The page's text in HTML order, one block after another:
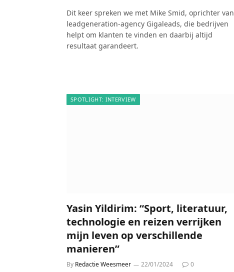
Dit keer spreken we met Mike Smid, oprichter van
leadgeneration-agency Gigaleads, die bedrijven
helpt om klanten te vinden en daarbij altijd
resultaat garandeert.
SPOTLIGHT: INTERVIEW
Yasin Yildirim: “Sport, literatuur,
technologie en reizen verrijken
mijn leven op verschillende
manieren”
By Redactie Weesmeer 22/01/2024 0